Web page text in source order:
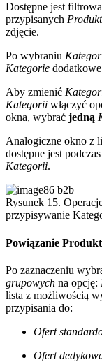
Dostępne jest
przypisanych
zdjęcie.
Po wybraniu
Kategorie
Aby zmienić
Kategorii włączyć
okna, wybrać jedną
Analogiczne okno z
dostępne jest
Kategorii.
Rysunek 15.
przypisywanie
Powiązanie
Po zaznaczeniu
grupowych na opcję:
lista z możliwością
przypisania do:
Ofert
Ofert